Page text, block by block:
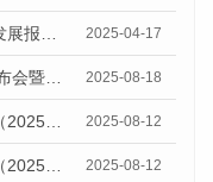
2025-04-17
2025-08-18
2025-08-12
2025-08-12